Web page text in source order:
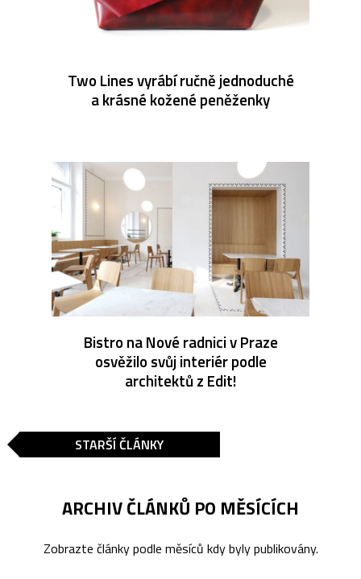
Two Lines vyrábí ručně jednoduché
a krásné kožené peněženky
Bistro na Nové radnici v Praze
osvěžilo svůj interiér podle
architektů z Edit!
STARŠÍ ČLÁNKY
ARCHIV ČLÁNKŮ PO MĚSÍCÍCH
Zobrazte články podle měsíců kdy byly publikovány.